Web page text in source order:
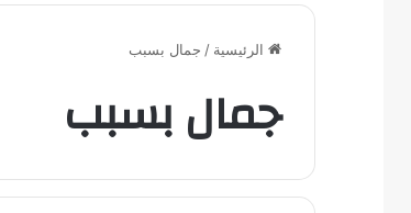
الرئيسية / جمال بسبب
جمال بسبب